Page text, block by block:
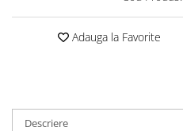
Adauga la Favorite
Descriere